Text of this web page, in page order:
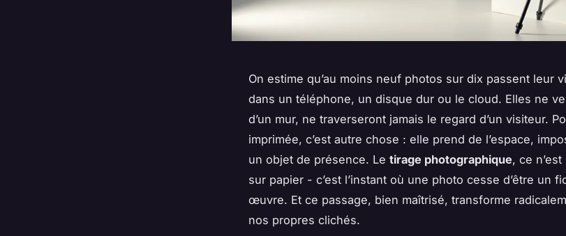
On estime qu’au moins neuf photos sur dix passent leur
dans un téléphone, un disque dur ou le cloud. Elles ne
d’un mur, ne traverseront jamais le regard d’un visiteur.
imprimée, c’est autre chose : elle prend de l’espace,
un objet de présence. Le tirage photographique, ce
sur papier - c’est l’instant où une photo cesse d’être un
œuvre. Et ce passage, bien maîtrisé, transforme
nos propres clichés.